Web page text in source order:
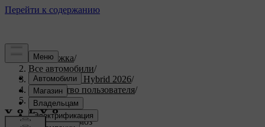
Поддержка/
Все автомобили/
XC90 Plug-in Hybrid 2026/
Руководство пользователя/
Вождение/
Тормоза/
Ножной тормоз